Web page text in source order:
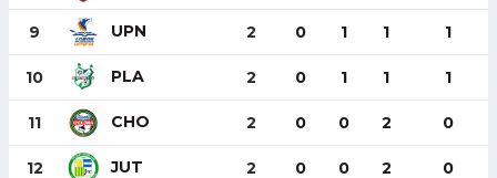
9 UPN 2 0 1 1 1
10 PLA 2 0 1 1 1
11 CHO 2 0 0 2 0
12 JUT 2 0 0 2 0